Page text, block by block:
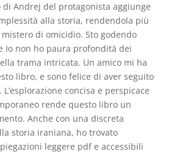
di Andrej del protagonista aggiunge
alla storia, rendendola più
di omicidio. Sto godendo
Io non ho paura profondità dei
trama intricata. Un amico mi ha
libro, e sono felice di aver seguito
concisa e perspicace
rende questo libro un
Anche con una discreta
storia iraniana, ho trovato
leggere pdf e accessibili